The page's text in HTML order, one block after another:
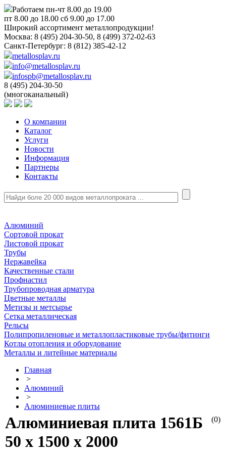
Работаем пн-чт 8.00 до 19.00
пт 8.00 до 18.00 сб 9.00 до 17.00
Широкий ассортимент металлопродукции!
Москва: 8 (495) 204-30-50, 8 (499) 372-02-63
Санкт-Петербург: 8 (812) 385-42-12
metallosplav.ru
info@metallosplav.ru
infospb@metallosplav.ru
8 (495) 204-30-50
(многоканальный)
О компании
Каталог
Услуги
Новости
Информация
Партнеры
Контакты
Алюминий
Сортовой прокат
Листовой прокат
Трубы
Нержавейка
Качественные стали
Профнастил
Трубопроводная арматура
Цветные металлы
Метизы и метсырье
Сетка металлическая
Рельсы
Полипропиленовые и металлопластиковые трубы/фитинги
Котлы отопления и оборудование
Металлы и литейные материалы
Главная
>
Алюминий
>
Алюминиевые плиты
(0)
Алюминиевая плита 1561Б
50 х 1500 х 2000